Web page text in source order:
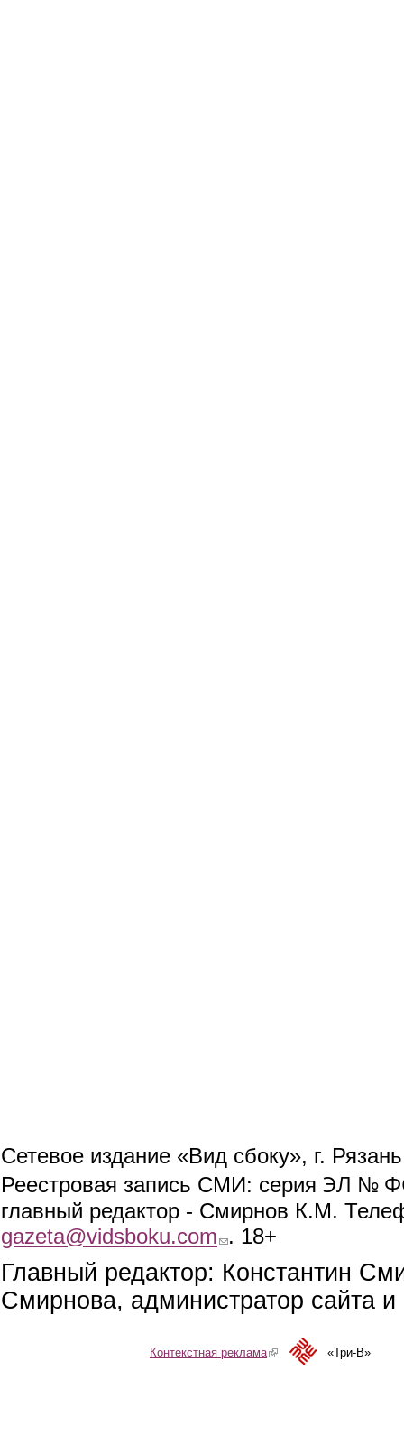
Сетевое издание «Вид сбоку», г.
Реестровая запись СМИ: серия ЭЛ №
главный редактор - Смирнов К.М.
gazeta@vidsboku.com (link sends e-mail)
. 18+
Главный редактор: Константин
Смирнова, администратор сайта
Контекстная реклама(link is external)«Три-В»